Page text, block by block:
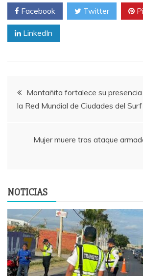
Facebook Twitter
LinkedIn
Navegación
entradas
Montañita fortalece su
la Red Mundial de Ciudades del Surf
Mujer muere tras ataque
NOTICIAS